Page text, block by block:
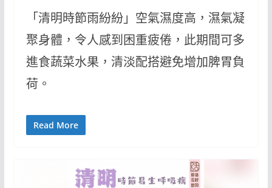
「清明時節雨紛紛」空氣濕度高，濕氣凝
聚身體，令人感到困重疲倦，此期間可多
進食蔬菜水果，清淡配搭避免增加脾胃負
荷。
Read More